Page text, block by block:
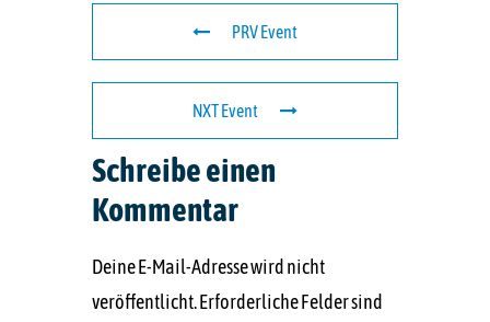
PRV Event
NXT Event
Schreibe einen
Kommentar
Deine E-Mail-Adresse wird nicht
veröffentlicht.Erforderliche Felder sind